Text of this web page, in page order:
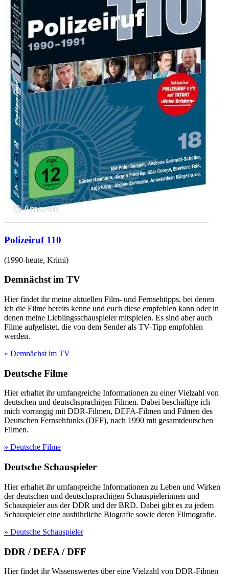
Polizeiruf 110
(1990-heute, Krimi)
Demnächst im TV
Hier findet ihr meine aktuellen Film- und Fernsehtipps, bei denen
ich die Filme bereits kenne und euch diese empfehlen kann oder in
denen meine Lieblingsschauspieler mitspielen. Es sind aber auch
Filme aufgelistet, die von dem Sender als TV-Tipp empfohlen
werden.
» Demnächst im TV
Deutsche Filme
Hier erhaltet ihr umfangreiche Informationen zu einer Vielzahl von
deutschen und deutschsprachigen Filmen. Dabei beschäftige ich
mich vorrangig mit DDR-Filmen, DEFA-Filmen und Filmen des
Deutschen Fernsehfunks (DFF), nach 1990 mit gesamtdeutschen
Filmen.
» Deutsche Filme
Deutsche Schauspieler
Hier erhaltet ihr umfangreiche Informationen zu Leben und Wirken
der deutschen und deutschsprachigen Schauspielerinnen und
Schauspieler aus der DDR und der BRD. Dabei gibt es zu jedem
Schauspieler eine ausführliche Biografie sowie deren Filmografie.
» Deutsche Schauspieler
DDR / DEFA / DFF
Hier findet ihr Wissenswertes über eine Vielzahl von DDR-Filmen